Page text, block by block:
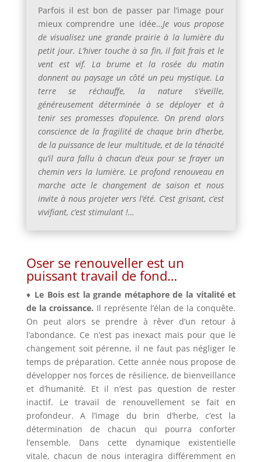
Parfois il est bon de passer par l’image pour
mieux comprendre une idée…Je vous propose
de visualisez une grande prairie à la lumière du
petit jour. L’hiver touche à sa fin, il fait frais et le
vent est vif. La brume et la rosée du matin
donnent au paysage un côté un peu mystique. La
terre se réchauffe, la nature s’éveille,
généreusement déterminée à se déployer et à
tenir ses promesses d’opulence. On prend alors
conscience de la fragilité de chaque brin d’herbe,
de la puissance de leur multitude, et de la ténacité
qu’il aura fallu à chacun d’eux pour se frayer un
chemin vers la lumière. Le profond renouveau en
marche acte le changement de saison et nous
invite à nous projeter vers l’été. C’est grisant, c’est
vivifiant, c’est stimulant !…
Oser se renouveller est un
puissant travail de fond…
♦ Le Bois est la grande métaphore de la vitalité et
de la croissance. Il représente l’élan de la conquête.
On peut alors se prendre à rêver d’un retour à
l’abondance. Ce n’est pas inexact mais pour que le
changement soit pérenne, il ne faut pas négliger le
temps de préparation. Cette année nous propose de
développer nos forces de résilience, de bienveillance
et d’humanité. Et il n’est pas question de rester
inactif. Le travail de renouvellement se fait en
profondeur. A l’image du brin d’herbe, c’est la
détermination de chacun qui pourra conforter
l’ensemble. Dans cette dynamique existentielle
vitale, chacun de nous interagira différemment en